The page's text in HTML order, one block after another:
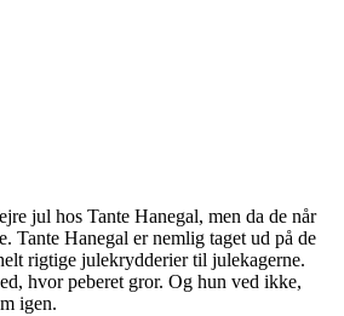
jul hos Tante Hanegal, men da de når
Tante Hanegal er nemlig taget ud på de
rigtige julekrydderier til julekagerne.
hvor peberet gror. Og hun ved ikke,
igen.